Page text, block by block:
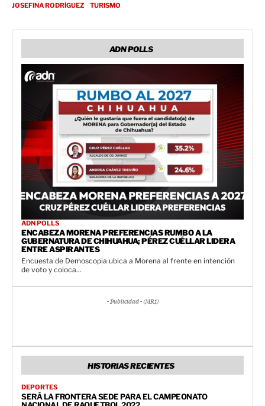
JOSEFINA RODRÍGUEZ
TURISMO
ADN POLLS
ADN POLLS
ENCABEZA MORENA PREFERENCIAS RUMBO A LA
GUBERNATURA DE CHIHUAHUA; PÉREZ CUÉLLAR LIDERA
ENTRE ASPIRANTES
Encuesta de Demoscopia ubica a Morena al frente en intención
de voto y coloca...
- Publicidad - (MR1)
HISTORIAS RECIENTES
DEPORTES
SERÁ LA FRONTERA SEDE PARA EL CAMPEONATO